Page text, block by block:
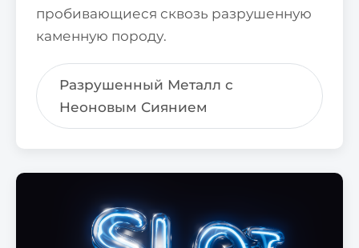
пробивающиеся сквозь разрушенную
каменную породу.
Разрушенный Металл с
Неоновым Сиянием